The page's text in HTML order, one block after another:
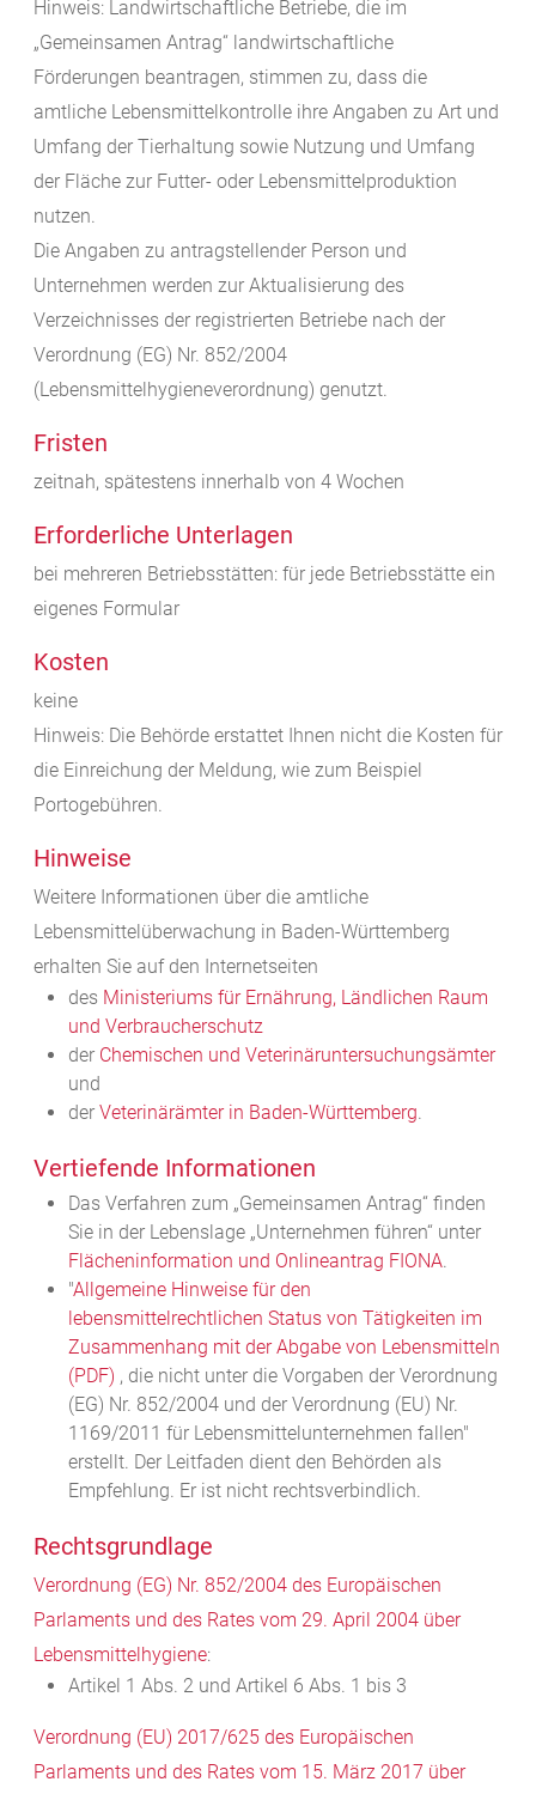
Hinweis: Landwirtschaftliche Betriebe, die im
„Gemeinsamen Antrag“ landwirtschaftliche
Förderungen beantragen, stimmen zu, dass die
amtliche Lebensmittelkontrolle ihre Angaben zu Art und
Umfang der Tierhaltung sowie Nutzung und Umfang
der Fläche zur Futter- oder Lebensmittelproduktion
nutzen.
Die Angaben zu antragstellender Person und
Unternehmen werden zur Aktualisierung des
Verzeichnisses der registrierten Betriebe nach der
Verordnung (EG) Nr. 852/2004
(Lebensmittelhygieneverordnung) genutzt.
Fristen
zeitnah, spätestens innerhalb von 4 Wochen
Erforderliche Unterlagen
bei mehreren Betriebsstätten: für jede Betriebsstätte ein
eigenes Formular
Kosten
keine
Hinweis: Die Behörde erstattet Ihnen nicht die Kosten für
die Einreichung der Meldung, wie zum Beispiel
Portogebühren.
Hinweise
Weitere Informationen über die amtliche
Lebensmittelüberwachung in Baden-Württemberg
erhalten Sie auf den Internetseiten
des Ministeriums für Ernährung, Ländlichen Raum
und Verbraucherschutz
der Chemischen und Veterinäruntersuchungsämter
und
der Veterinärämter in Baden-Württemberg.
Vertiefende Informationen
Das Verfahren zum „Gemeinsamen Antrag“ finden
Sie in der Lebenslage „Unternehmen führen“ unter
Flächeninformation und Onlineantrag FIONA.
"Allgemeine Hinweise für den
lebensmittelrechtlichen Status von Tätigkeiten im
Zusammenhang mit der Abgabe von Lebensmitteln
(PDF) , die nicht unter die Vorgaben der Verordnung
(EG) Nr. 852/2004 und der Verordnung (EU) Nr.
1169/2011 für Lebensmittelunternehmen fallen"
erstellt. Der Leitfaden dient den Behörden als
Empfehlung. Er ist nicht rechtsverbindlich.
Rechtsgrundlage
Verordnung (EG) Nr. 852/2004 des Europäischen
Parlaments und des Rates vom 29. April 2004 über
Lebensmittelhygiene:
Artikel 1 Abs. 2 und Artikel 6 Abs. 1 bis 3
Verordnung (EU) 2017/625 des Europäischen
Parlaments und des Rates vom 15. März 2017 über